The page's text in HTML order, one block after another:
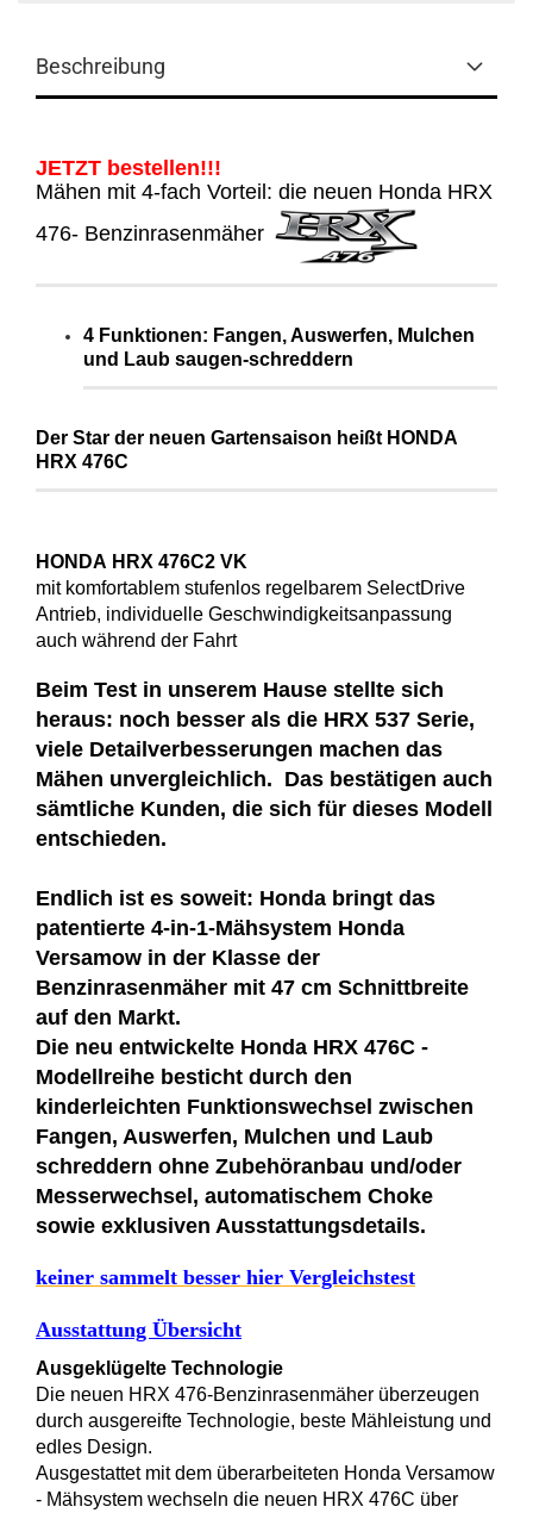
Beschreibung
JETZT bestellen!!!
Mähen mit 4-fach Vorteil: die neuen Honda HRX
476- Benzinrasenmäher
4 Funktionen: Fangen, Auswerfen, Mulchen
und Laub saugen-schreddern
Der Star der neuen Gartensaison heißt HONDA
HRX 476C
HONDA HRX 476C2 VK
mit komfortablem stufenlos regelbarem SelectDrive
Antrieb, individuelle Geschwindigkeitsanpassung
auch während der Fahrt
Beim Test in unserem Hause stellte sich
heraus: noch besser als die HRX 537 Serie,
viele Detailverbesserungen machen das
Mähen unvergleichlich. Das bestätigen auch
sämtliche Kunden, die sich für dieses Modell
entschieden.
Endlich ist es soweit: Honda bringt das
patentierte 4-in-1-Mähsystem Honda
Versamow in der Klasse der
Benzinrasenmäher mit 47 cm Schnittbreite
auf den Markt.
Die neu entwickelte Honda HRX 476C -
Modellreihe besticht durch den
kinderleichten Funktionswechsel zwischen
Fangen, Auswerfen, Mulchen und Laub
schreddern ohne Zubehöranbau und/oder
Messerwechsel, automatischem Choke
sowie exklusiven Ausstattungsdetails.
keiner sammelt besser hier Vergleichstest
Ausstattung Übersicht
Ausgeklügelte Technologie
Die neuen HRX 476-Benzinrasenmäher überzeugen
durch ausgereifte Technologie, beste Mähleistung und
edles Design.
Ausgestattet mit dem überarbeiteten Honda Versamow
- Mähsystem wechseln die neuen HRX 476C über